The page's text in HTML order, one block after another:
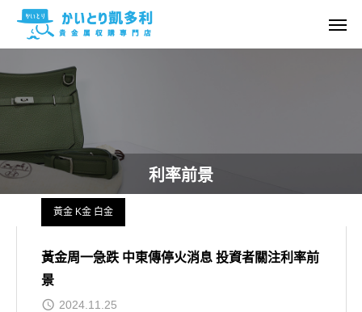
利率前景
黃金 K金 白金
黃金周一急跌 中東傳停火消息 投資者關注利率前
景
2024.11.25